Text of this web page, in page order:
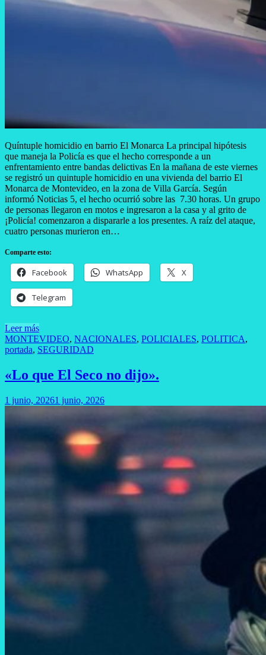
Quíntuple homicidio en barrio El Monarca La principal hipótesis
que maneja la Policía es que el hecho corresponde a un
enfrentamiento entre bandas delictivas En la mañana de este viernes
se registró un quintuple homicidio en una vivienda del barrio El
Monarca de Montevideo, en la zona de Villa García. Según
informó Noticias 5, el hecho ocurrió sobre las 7.30 horas. Un grupo
de personas llegaron en motos e ingresaron a la casa y al grito de
¡Policía! comenzaron a dispararle a los presentes. A raíz del ataque,
cuatro personas murieron en…
Comparte esto:
Facebook WhatsApp X
Telegram
Leer más
MONTEVIDEO, NACIONALES, POLICIALES, POLITICA,
portada, SEGURIDAD
«Lo que El Seco no dijo».
1 junio, 20261 junio, 2026